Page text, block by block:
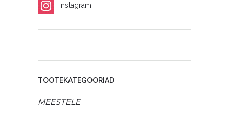
Instagram
TOOTEKATEGOORIAD
MEESTELE